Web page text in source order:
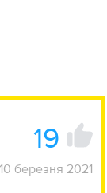
19
10 березня 2021